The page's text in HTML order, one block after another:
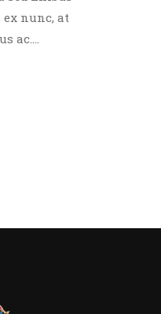
nunc, at
ac....